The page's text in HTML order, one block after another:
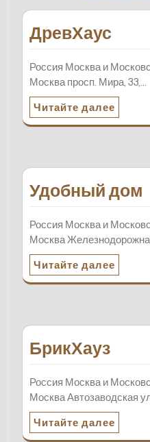
ДревХаус
Россия Москва и
Москва просп. Мира, 33,…
Читайте далее
Удобный дом
Россия Москва и
Москва Железнодорожная
Читайте далее
БрикХауз
Россия Москва и
Москва Автозаводская
Читайте далее